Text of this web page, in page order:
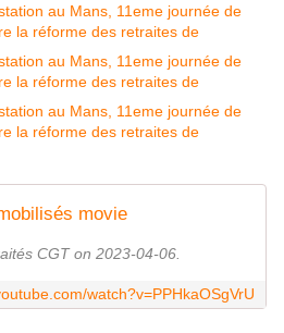
movie
CGT on 2023-04-06.
watch?v=PPHkaOSgVrU